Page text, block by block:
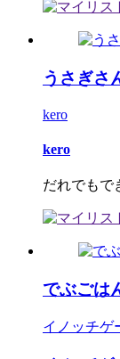
うさぎさ
kero
kero
だれでもで
でぶごは
イノッチゲ